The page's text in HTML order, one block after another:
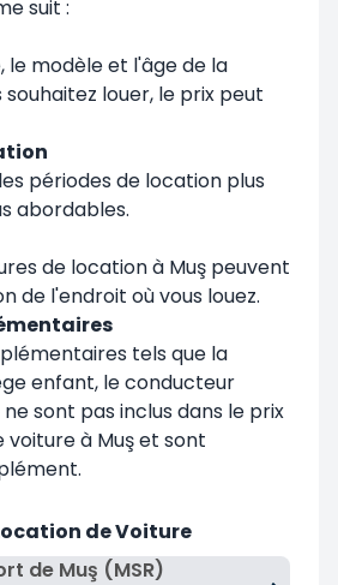
suit :
le modèle et l'âge de la
louer, le prix peut
périodes de location plus
abordables.
de location à Muş peuvent
de l'endroit où vous louez.
tels que la
enfant, le conducteur
sont pas inclus dans le prix
voiture à Muş et sont
de Voiture
de Muş (MSR)